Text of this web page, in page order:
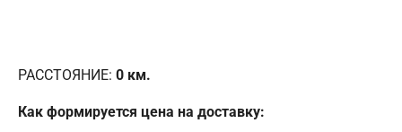
РАССТОЯНИЕ: 0 км.
Как формируется цена на доставку: